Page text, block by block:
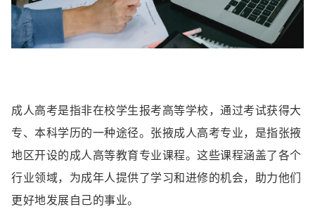
成人高考是指非在校学生报考高等学校，通过考试获得大
专、本科学历的一种途径。张掖成人高考专业，是指张掖
地区开设的成人高等教育专业课程。这些课程涵盖了各个
行业领域，为成年人提供了学习和进修的机会，助力他们
更好地发展自己的事业。